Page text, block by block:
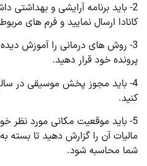
2- باید برنامه آرایشی و بهداشتی
کانادا ارسال نمایید و فرم های
3- روش های درمانی را آموزش
پرونده خود قرار دهید.
4- باید مجوز پخش موسیقی در
کنید.
5- باید موقعیت مکانی مورد نظر
مالیات آن را گزارش دهید تا بسته
شما محاسبه شود.